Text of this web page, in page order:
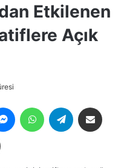
Etkilenen
Açık
MessengerWhatsAppTelegram
Yazdır